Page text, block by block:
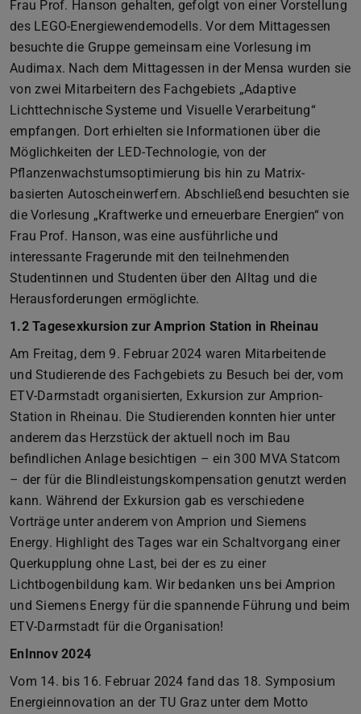
Frau Prof. Hanson gehalten, gefolgt von einer Vorstellung
des LEGO-Energiewendemodells. Vor dem Mittagessen
besuchte die Gruppe gemeinsam eine Vorlesung im
Audimax. Nach dem Mittagessen in der Mensa wurden sie
von zwei Mitarbeitern des Fachgebiets „Adaptive
Lichttechnische Systeme und Visuelle Verarbeitung“
empfangen. Dort erhielten sie Informationen über die
Möglichkeiten der LED-Technologie, von der
Pflanzenwachstumsoptimierung bis hin zu Matrix-
basierten Autoscheinwerfern. Abschließend besuchten sie
die Vorlesung „Kraftwerke und erneuerbare Energien“ von
Frau Prof. Hanson, was eine ausführliche und
interessante Fragerunde mit den teilnehmenden
Studentinnen und Studenten über den Alltag und die
Herausforderungen ermöglichte.
1.2 Tagesexkursion zur Amprion Station in Rheinau
Am Freitag, dem 9. Februar 2024 waren Mitarbeitende
und Studierende des Fachgebiets zu Besuch bei der, vom
ETV-Darmstadt organisierten, Exkursion zur Amprion-
Station in Rheinau. Die Studierenden konnten hier unter
anderem das Herzstück der aktuell noch im Bau
befindlichen Anlage besichtigen – ein 300 MVA Statcom
– der für die Blindleistungskompensation genutzt werden
kann. Während der Exkursion gab es verschiedene
Vorträge unter anderem von Amprion und Siemens
Energy. Highlight des Tages war ein Schaltvorgang einer
Querkupplung ohne Last, bei der es zu einer
Lichtbogenbildung kam. Wir bedanken uns bei Amprion
und Siemens Energy für die spannende Führung und beim
ETV-Darmstadt für die Organisation!
EnInnov 2024
Vom 14. bis 16. Februar 2024 fand das 18. Symposium
Energieinnovation an der TU Graz unter dem Motto